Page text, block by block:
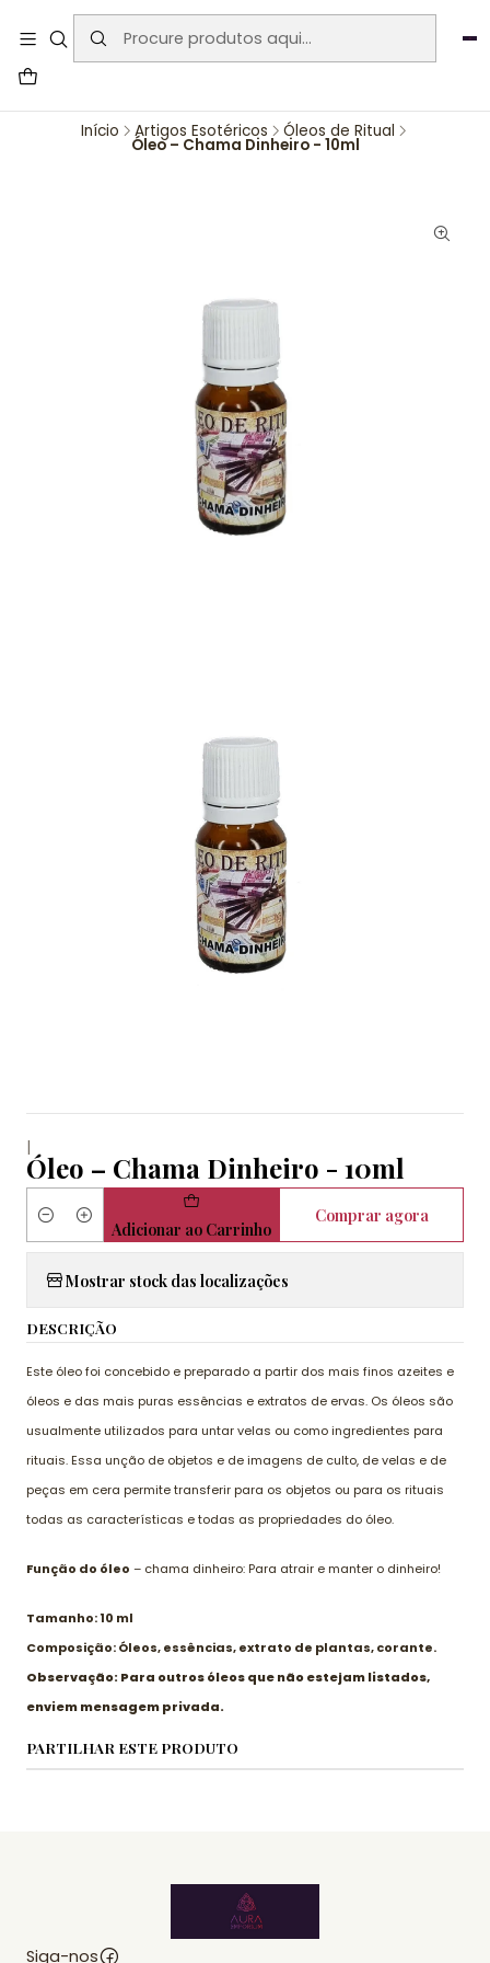
User-agent: * Allow: / Sitemap:
https://www.auraemporium.pt/sitemap.xml
Início Artigos Esotéricos Óleos de Ritual
Óleo – Chama Dinheiro - 10ml
|
Óleo – Chama Dinheiro - 10ml
QuantidadeAdicionar ao Carrinho
Comprar agora
Mostrar stock das localizações
DESCRIÇÃO
Este óleo foi concebido e preparado a partir dos mais finos azeites e
óleos e das mais puras essências e extratos de ervas. Os óleos são
usualmente utilizados para untar velas ou como ingredientes para
rituais. Essa unção de objetos e de imagens de culto, de velas e de
peças em cera permite transferir para os objetos ou para os rituais
todas as características e todas as propriedades do óleo.
Função do óleo – chama dinheiro: Para atrair e manter o dinheiro!
Tamanho: 10 ml
Composição: Óleos, essências, extrato de plantas, corante.
Observação: Para outros óleos que não estejam listados,
enviem mensagem privada.
PARTILHAR ESTE PRODUTO
Siga-nos